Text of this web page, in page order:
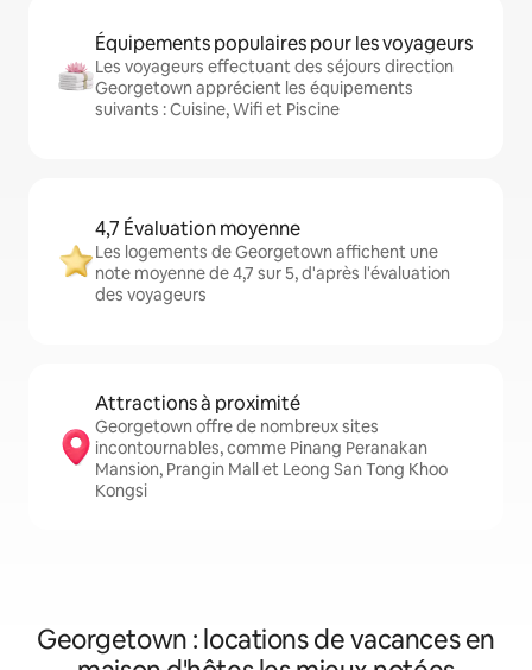
Équipements populaires pour les voyageurs
Les voyageurs effectuant des séjours direction
Georgetown apprécient les équipements
suivants : Cuisine, Wifi et Piscine
4,7 Évaluation moyenne
Les logements de Georgetown affichent une
note moyenne de 4,7 sur 5, d'après l'évaluation
des voyageurs
Attractions à proximité
Georgetown offre de nombreux sites
incontournables, comme Pinang Peranakan
Mansion, Prangin Mall et Leong San Tong Khoo
Kongsi
Georgetown : locations de vacances en